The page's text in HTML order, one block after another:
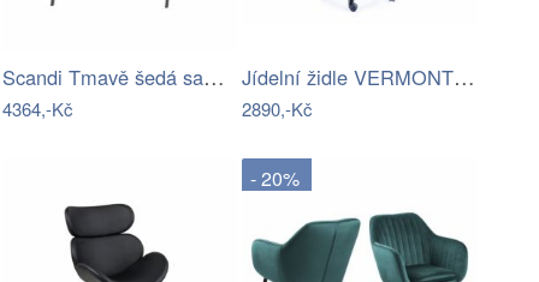
Scandi Tmavě šedá sametová jídelní…
4364,-Kč
Jídelní židle VERMONT Halmar
2890,-Kč
- 20%